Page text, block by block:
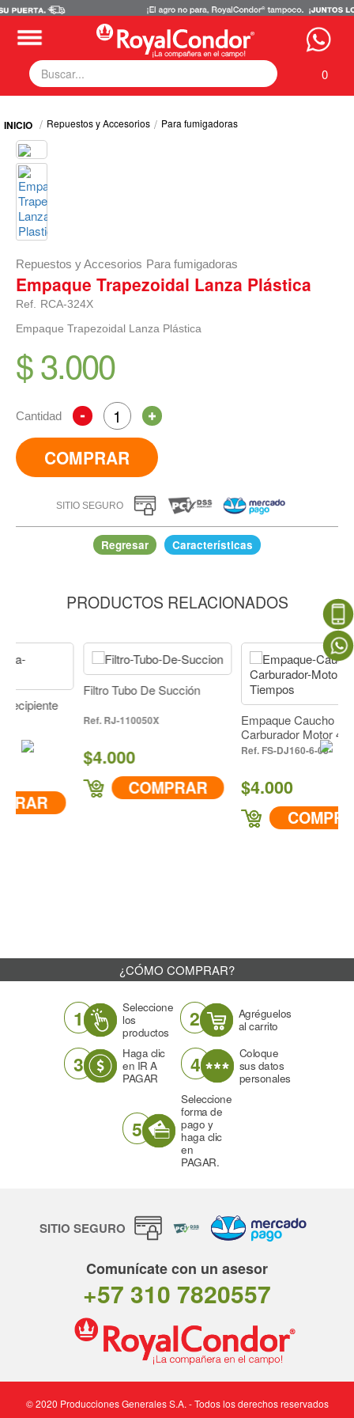
0
Fumigadoras
Equipos Motorizados
Respuestos y Accesorios
Tecnología de Aplicación
Zona Pecuaria
Zona Veterianaria
Repuestos y Accesorios Para fumigadoras
Repuestos y Accesorios Para fumigadoras
Empaque Trapezoidal Lanza Plástica
Ref. RCA-324X
Empaque Trapezoidal Lanza Plástica
$ 3.000
Cantidad
COMPRAR
SITIO SEGURO
Regresar Características
IR A COMPRAR
PRODUCTOS RELACIONADOS
Filtro Tubo De Succión
RJ-110050X
$4.000
COMPRAR
Empaque Caucho Del
Carburador Motor 4
FS-DJ160-6-05
$4.000
COMPRAR
¿CÓMO COMPRAR?
1
Seleccione
los
productos
2
Agréguelos
al carrito
3
Haga clic
en IR A
PAGAR
4
Coloque
sus datos
personales
5
Seleccione
forma de
pago y
haga clic
en
PAGAR.
SITIO SEGURO
Comunícate con un asesor
+57 310 7820557
© 2020 Producciones Generales S.A. - Todos los derechos reservados